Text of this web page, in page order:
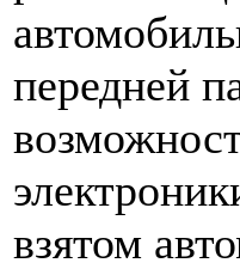
передней
взятом